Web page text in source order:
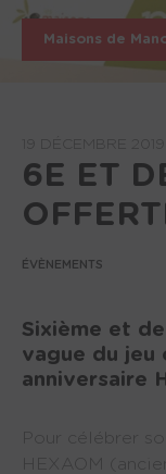
Maisons de
6E ET
ÉVÈNEMENTS
Sixième et
vague du jeu
anniversaire
HEXAOM